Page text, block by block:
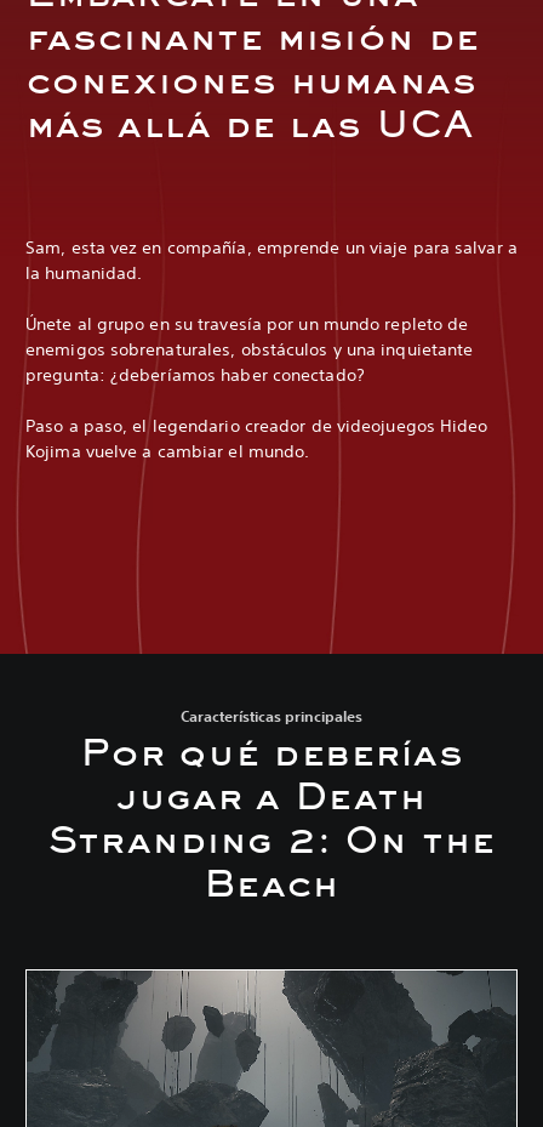
fascinante misión de
conexiones humanas
más allá de las UCA
Sam, esta vez en compañía, emprende un viaje para salvar a
la humanidad.
Únete al grupo en su travesía por un mundo repleto de
enemigos sobrenaturales, obstáculos y una inquietante
pregunta: ¿deberíamos haber conectado?
Paso a paso, el legendario creador de videojuegos Hideo
Kojima vuelve a cambiar el mundo.
Características principales
Por qué deberías
jugar a Death
Stranding 2: On the
Beach